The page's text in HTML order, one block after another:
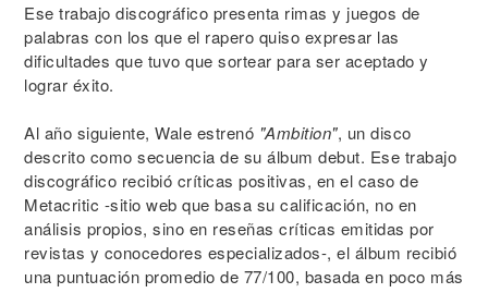
Ese trabajo discográfico presenta rimas y juegos de
palabras con los que el rapero quiso expresar las
dificultades que tuvo que sortear para ser aceptado y
lograr éxito.
Al año siguiente, Wale estrenó "Ambition", un disco
descrito como secuencia de su álbum debut. Ese trabajo
discográfico recibió críticas positivas, en el caso de
Metacritic -sitio web que basa su calificación, no en
análisis propios, sino en reseñas críticas emitidas por
revistas y conocedores especializados-, el álbum recibió
una puntuación promedio de 77/100, basada en poco más